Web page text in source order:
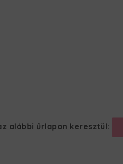
alábbi űrlapon keresztül: